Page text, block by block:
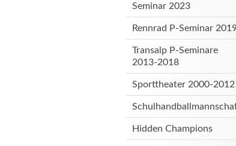
Seminar 2023
Rennrad P-Seminar
Transalp P-Seminare
2013-2018
Sporttheater 2000-2012
Hidden Champions